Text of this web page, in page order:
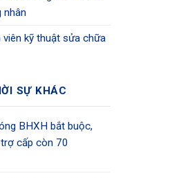
nhân
viên kỹ thuật sửa chữa
SỰ KHÁC
BHXH bắt buộc,
cấp còn 70